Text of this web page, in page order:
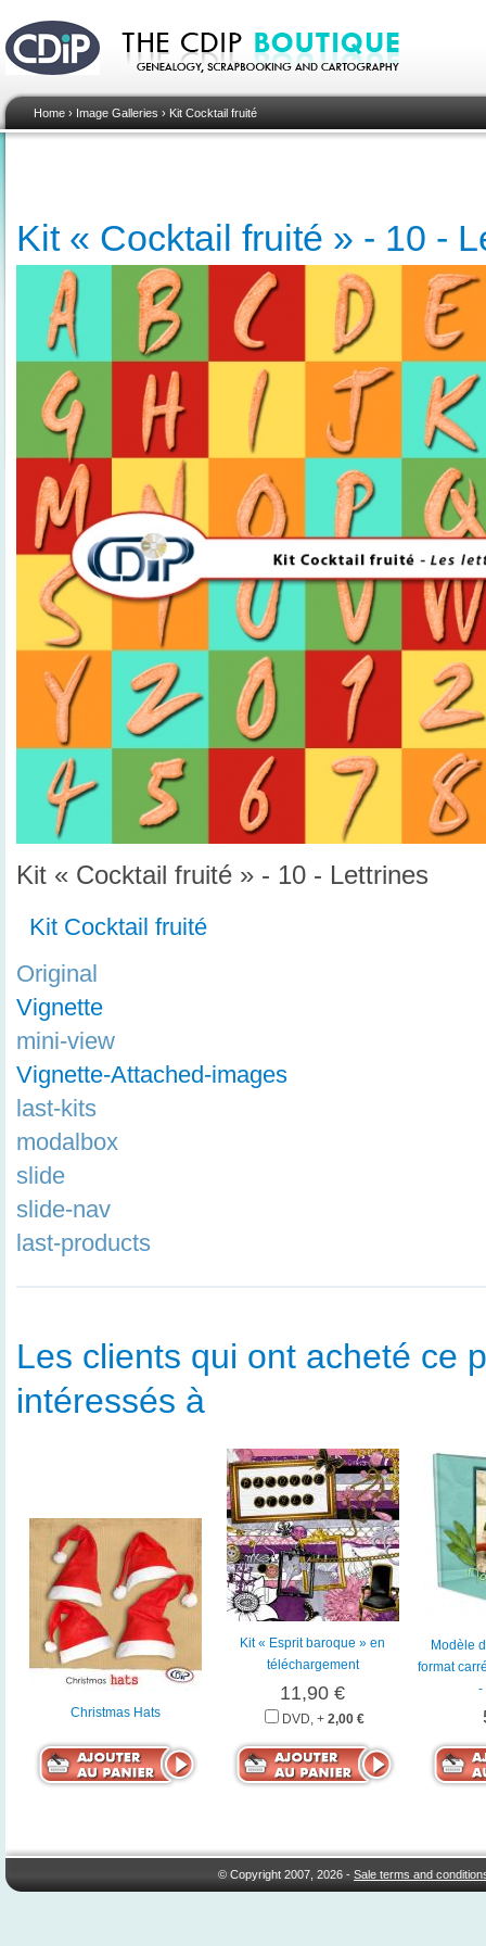
Home › Image Galleries › Kit Cocktail fruité
Kit « Cocktail fruité » - 10 -
Kit « Cocktail fruité » - 10 - Lettrines
Kit Cocktail fruité
Original
Vignette
mini-view
Vignette-Attached-images
last-kits
modalbox
slide
slide-nav
last-products
Les clients qui ont acheté ce
intéressés à
Christmas Hats
Kit « Esprit baroque » en
téléchargement
11,90 €
DVD, + 2,00 €
Modèle
format
-
© Copyright 2007, 2026 -Sale terms and